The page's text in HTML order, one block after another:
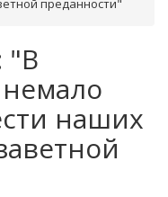
преданности"
"В
наших